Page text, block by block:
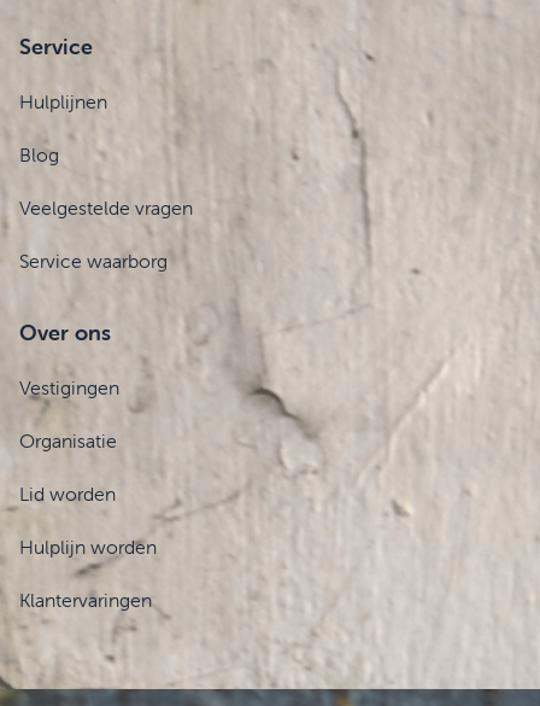
Service
Hulplijnen
Blog
Veelgestelde vragen
Service waarborg
Over ons
Vestigingen
Organisatie
Lid worden
Hulplijn worden
Klantervaringen